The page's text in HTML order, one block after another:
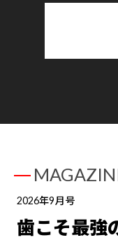
2026年9月号
歯こそ最強